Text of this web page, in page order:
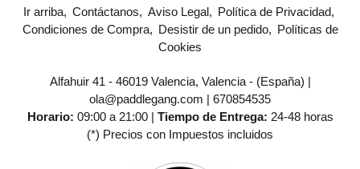
Ir arriba Contáctanos Aviso Legal
Política de Privacidad
Condiciones de Compra
Desistir de un pedido
Políticas de
Cookies
Alfahuir 41 - 46019 Valencia, Valencia - (España) |
ola@paddlegang.com | 670854535
Horario: 09:00 a 21:00 | Tiempo de Entrega: 24-48 horas
(*) Precios con Impuestos incluidos